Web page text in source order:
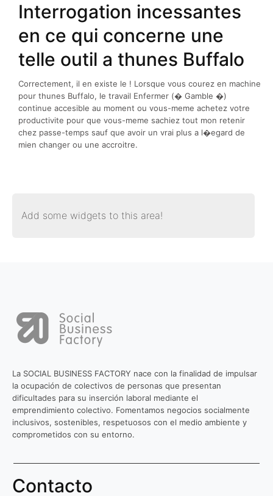
Interrogation incessantes
en ce qui concerne une
telle outil a thunes Buffalo
Correctement, il en existe le ! Lorsque vous courez en machine
pour thunes Buffalo, le travail Enfermer (� Gamble �)
continue accesible au moment ou vous-meme achetez votre
productivite pour que vous-meme sachiez tout mon retenir
chez passe-temps sauf que avoir un vrai plus a l�egard de
mien changer ou une accroitre.
Add some widgets to this area!
La SOCIAL BUSINESS FACTORY nace con la finalidad de impulsar
la ocupación de colectivos de personas que presentan
dificultades para su inserción laboral mediante el
emprendimiento colectivo. Fomentamos negocios socialmente
inclusivos, sostenibles, respetuosos con el medio ambiente y
comprometidos con su entorno.
Contacto